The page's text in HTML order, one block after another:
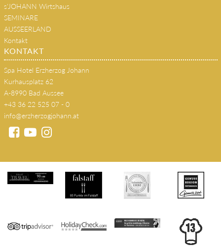
s'JOHANN Wirtshaus
SEMINARE
AUSSEERLAND
Kontakt
KONTAKT
Spa Hotel Erzherzog Johann
Kurhausplatz 62
A-8990 Bad Aussee
+43 36 22 525 07 - 0
info@erzherzogjohann.at